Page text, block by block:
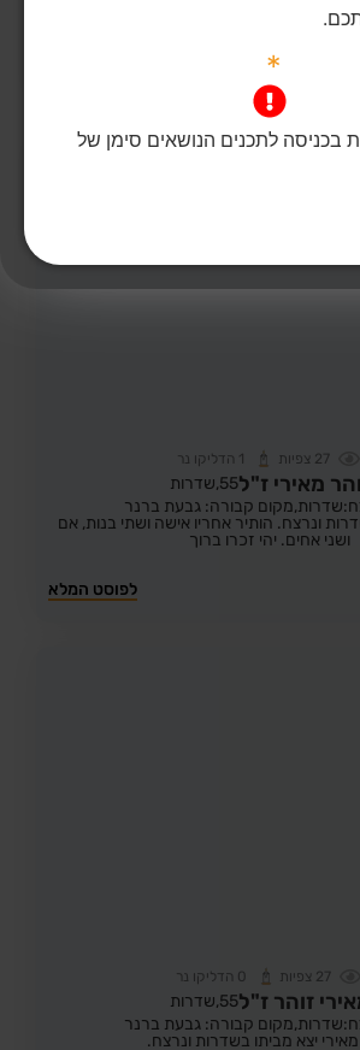
27 צפיות 1 הדליקו נר
מאירי ז"ל55, שדרות
מקום קבורה: גבעת ברנר
ונרצח. הותיר אחריו אישה ושתי בנות, אם
ושני אחים. יהי זכרו ברוך
לפוסט המלא
27 צפיות 0 הדליקו נר
זוהר ז"ל55, שדרות
מקום קבורה: גבעת ברנר
יצא מביתו בשדרות ונרצח.
*
בכניסה לתכנים הנושאים סימן של